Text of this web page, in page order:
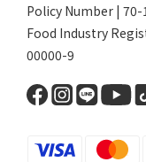
Policy Number |
Food Industry
00000-9